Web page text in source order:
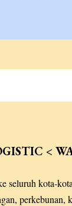
<
kota-
perkebunan,